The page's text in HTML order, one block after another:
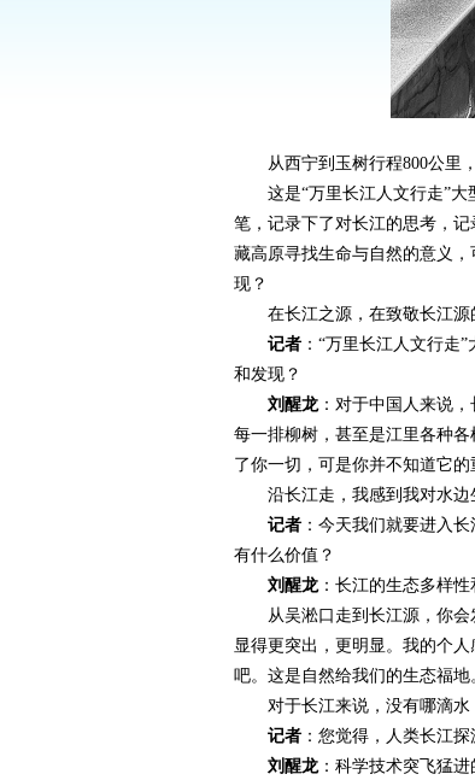
从西宁到玉树行程800公里，
这是“万里长江人文行走”大
笔，记录下了对长江的思考，
藏高原寻找生命与自然的意义
现？
在长江之源，在致敬长江源的
记者 ：“万里长江人文行走
和发现？
刘醒龙：对于中国人来说
每一排柳树，甚至是江里各种
了你一切，可是你并不知道它
沿长江走，我感到我对水边
记者 ：今天我们就要进入
有什么价值？
刘醒龙：长江的生态多样性
从吴淞口走到长江源，你会发
显得更突出，更明显。我的个
吧。这是自然给我们的生态福地
对于长江来说，没有哪滴水
记者 ：您觉得，人类长江
刘醒龙：科学技术突飞猛